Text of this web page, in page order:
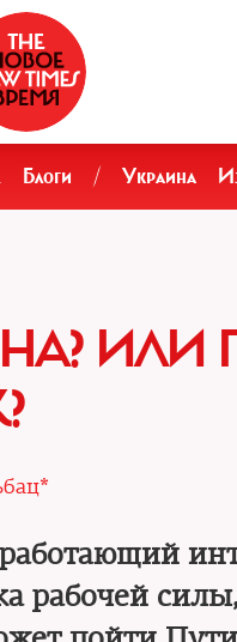
Блоги / Украина
ИЛИ
рабочей